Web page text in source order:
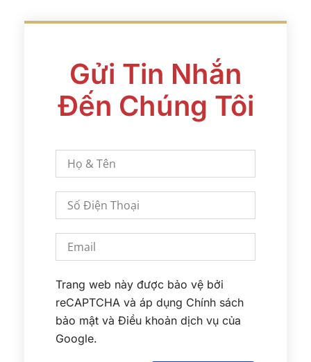
Gửi Tin Nhắn
Đến Chúng Tôi
Trang web này được bảo vệ bởi
reCAPTCHA và áp dụng Chính sách
bảo mật và Điều khoản dịch vụ của
Google.